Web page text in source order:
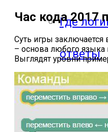
Где
ответы
Онлайн
Slither io
Час кода 2017
Суть игры заключается
– основа любого языка
Выглядят уровни